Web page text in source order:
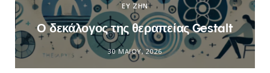
ΕΥ ΖΗΝ
Ο δεκάλογος της θεραπείας Gestalt
30 ΜΑΪ́ΟΥ, 2026